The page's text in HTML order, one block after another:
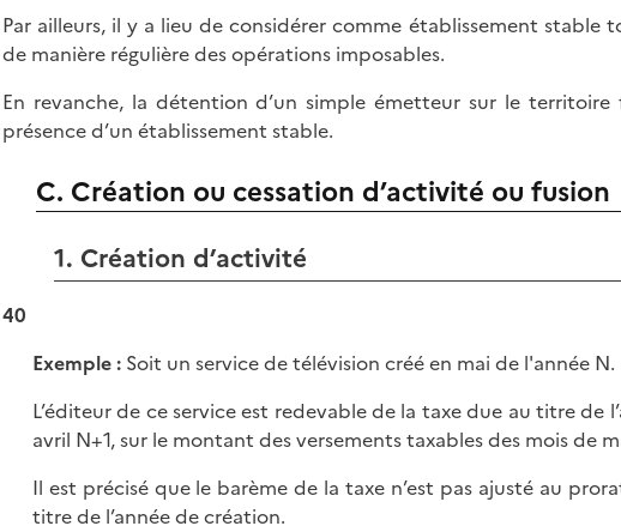
Par ailleurs, il y a lieu de considérer comme établissement
de manière régulière des opérations imposables.
En revanche, la détention d’un simple émetteur sur le
présence d’un établissement stable.
C. Création ou cessation d’activité ou fusion
1. Création d’activité
40
Exemple :Soit un service de télévision créé en mai de l'année N.
L’éditeur de ce service est redevable de la taxe due au titre de
avril N+1, sur le montant des versements taxables des mois de
Il est précisé que le barème de la taxe n’est pas ajusté au
titre de l’année de création.